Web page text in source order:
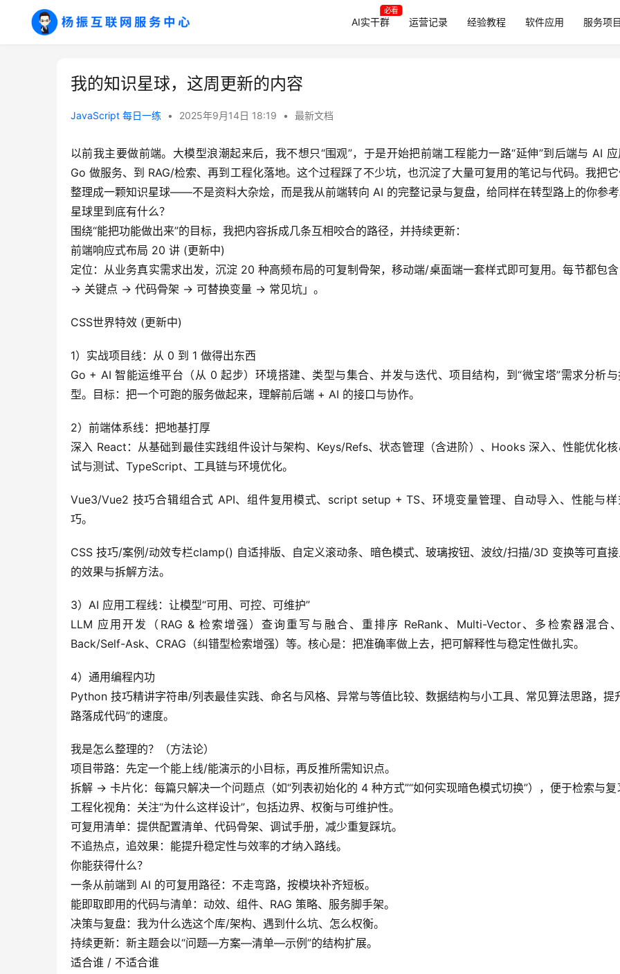
AI实干群
必看
运营记录 经验教程 软件应用 服务项
我的知识星球，这周更新的内容
JavaScript 每日一练 • 2025年9月14日 18:19 • 最新文档
以前我主要做前端。大模型浪潮起来后，我不想只“围观”，于是开始把前端工程能力一路“延伸”到后端与 AI
Go 做服务、到 RAG/检索、再到工程化落地。这个过程踩了不少坑，也沉淀了大量可复用的笔记与代码。我把
整理成一颗知识星球——不是资料大杂烩，而是我从前端转向 AI 的完整记录与复盘，给同样在转型路上的你参
星球里到底有什么？
围绕“能把功能做出来”的目标，我把内容拆成几条互相咬合的路径，并持续更新：
前端响应式布局 20 讲 (更新中)
定位：从业务真实需求出发，沉淀 20 种高频布局的可复制骨架，移动端/桌面端一套样式即可复用。每节都包
→ 关键点 → 代码骨架 → 可替换变量 → 常见坑」。
CSS世界特效 (更新中)
1）实战项目线：从 0 到 1 做得出东西
Go + AI 智能运维平台（从 0 起步）环境搭建、类型与集合、并发与迭代、项目结构，到“微宝塔”需求分析
型。目标：把一个可跑的服务做起来，理解前后端 + AI 的接口与协作。
2）前端体系线：把地基打厚
深入 React：从基础到最佳实践组件设计与架构、Keys/Refs、状态管理（含进阶）、Hooks 深入、性能优化
试与测试、TypeScript、工具链与环境优化。
Vue3/Vue2 技巧合辑组合式 API、组件复用模式、script setup + TS、环境变量管理、自动导入、性能与样
巧。
CSS 技巧/案例/动效专栏clamp() 自适排版、自定义滚动条、暗色模式、玻璃按钮、波纹/扫描/3D 变换等可直
的效果与拆解方法。
3）AI 应用工程线：让模型“可用、可控、可维护”
LLM 应用开发（RAG & 检索增强）查询重写与融合、重排序 ReRank、Multi-Vector、多检索器混合
Back/Self-Ask、CRAG（纠错型检索增强）等。核心是：把准确率做上去，把可解释性与稳定性做扎实。
4）通用编程内功
Python 技巧精讲字符串/列表最佳实践、命名与风格、异常与等值比较、数据结构与小工具、常见算法思路，提
路落成代码”的速度。
我是怎么整理的？（方法论）
项目带路：先定一个能上线/能演示的小目标，再反推所需知识点。
拆解 → 卡片化：每篇只解决一个问题点（如“列表初始化的 4 种方式”“如何实现暗色模式切换”），便于检索与复
工程化视角：关注“为什么这样设计”，包括边界、权衡与可维护性。
可复用清单：提供配置清单、代码骨架、调试手册，减少重复踩坑。
不追热点，追效果：能提升稳定性与效率的才纳入路线。
你能获得什么？
一条从前端到 AI 的可复用路径：不走弯路，按模块补齐短板。
能即取即用的代码与清单：动效、组件、RAG 策略、服务脚手架。
决策与复盘：我为什么选这个库/架构、遇到什么坑、怎么权衡。
持续更新：新主题会以“问题—方案—清单—示例”的结构扩展。
适合谁 / 不适合谁